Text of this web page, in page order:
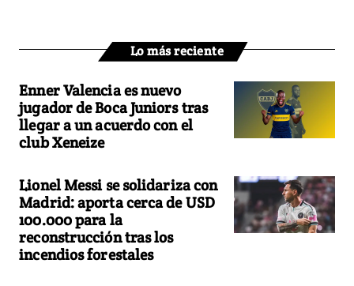
Lo más reciente
Enner Valencia es nuevo
jugador de Boca Juniors tras
llegar a un acuerdo con el
club Xeneize
Lionel Messi se solidariza con
Madrid: aporta cerca de USD
100.000 para la
reconstrucción tras los
incendios forestales